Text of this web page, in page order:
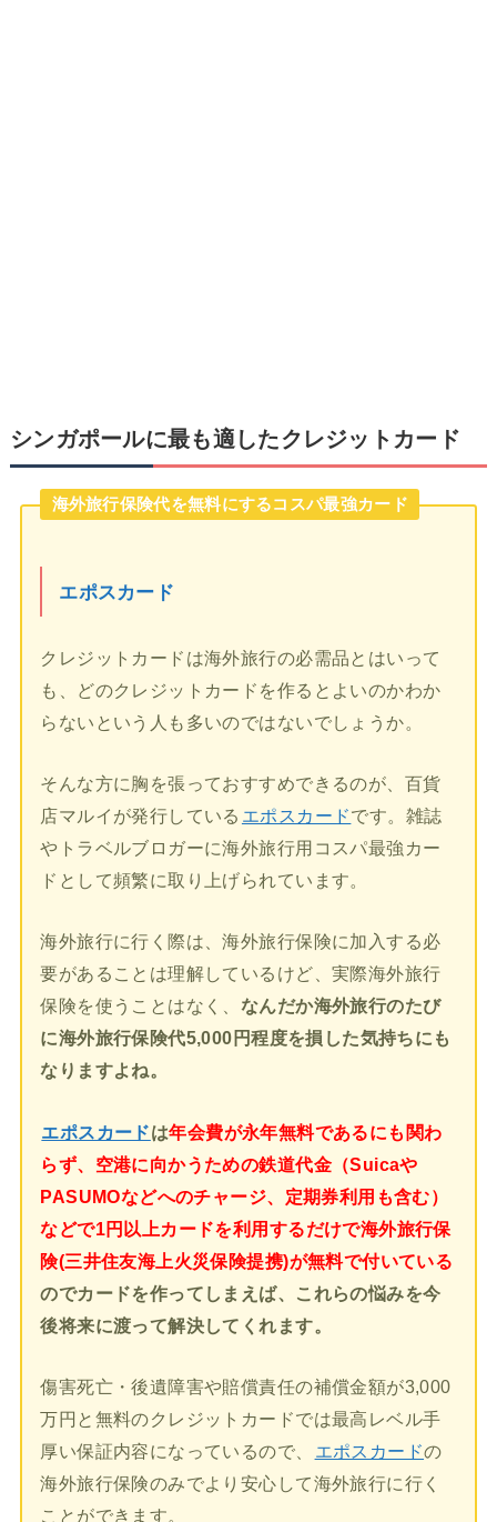
シンガポールに最も適したクレジットカード
海外旅行保険代を無料にするコスパ最強カード
エポスカード
クレジットカードは海外旅行の必需品とはいって
も、どのクレジットカードを作るとよいのかわか
らないという人も多いのではないでしょうか。
そんな方に胸を張っておすすめできるのが、百貨
店マルイが発行している エポスカードです。雑誌
やトラベルブロガーに海外旅行用コスパ最強カー
ドとして頻繁に取り上げられています。
海外旅行に行く際は、海外旅行保険に加入する必
要があることは理解しているけど、実際海外旅行
保険を使うことはなく、 なんだか海外旅行のたび
に海外旅行保険代5,000円程度を損した気持ちにも
なりますよね。
エポスカードは年会費が永年無料であるにも関わ
らず、空港に向かうための鉄道代金（Suicaや
PASUMOなどへのチャージ、定期券利用も含む）
などで1円以上カードを利用するだけで海外旅行保
険(三井住友海上火災保険提携)が無料で付いている
のでカードを作ってしまえば、これらの悩みを今
後将来に渡って解決してくれます。
傷害死亡・後遺障害や賠償責任の補償金額が3,000
万円と無料のクレジットカードでは最高レベル手
厚い保証内容になっているので、
エポスカードの
海外旅行保険のみでより安心して海外旅行に行く
ことができます。